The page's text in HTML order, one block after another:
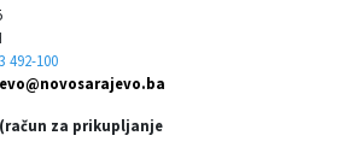
492-100
za prikupljanje